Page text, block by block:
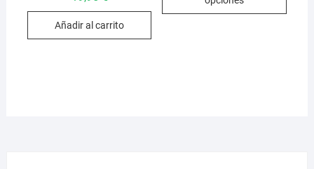
Añadir al carrito
54,95 €